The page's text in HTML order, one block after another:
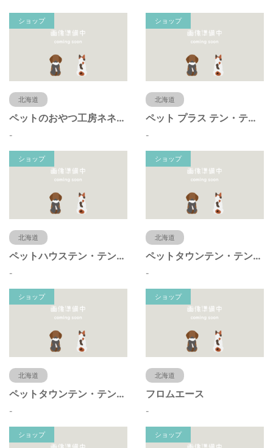
ショップ
北海道
ペットのおやつ工房ネネとケイト
-
ショップ
北海道
ペット プラス テン・テン 旭川店
-
ショップ
北海道
ペットハウステン・テン本店
-
ショップ
北海道
ペットタウンテン・テンアリオ店
-
ショップ
北海道
ペットタウンテン・テン福住店
-
ショップ
北海道
フロムエース
-
ショップ ショップ